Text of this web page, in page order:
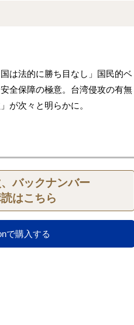
は法的に勝ち目なし」国民的ベ
全保障の極意。台湾侵攻の有無
が次々と明らかに。
バックナンバー
はこちら
で購入する